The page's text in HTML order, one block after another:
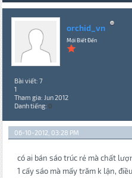
orchid_vn
Mới Biết Đến
Bài viết: 7
1
Tham gia: Jun 2012
Danh tiếng: 0
06-10-2012, 03:28 PM
có ai bán sáo trúc rẻ mà chất
1 cấy sáo mà mấy trăm k lận,